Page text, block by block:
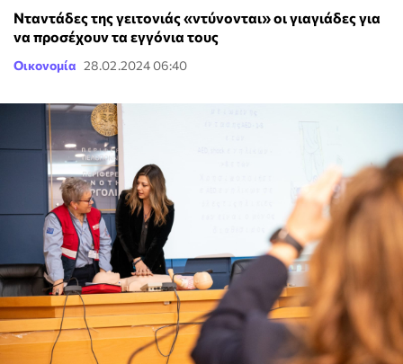
Νταντάδες της γειτονιάς «ντύνονται» οι γιαγιάδες για
να προσέχουν τα εγγόνια τους
Οικονομία 28.02.2024 06:40